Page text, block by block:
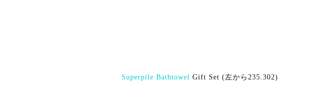
Superpile Bathtowel Gift Set (左から235.302)